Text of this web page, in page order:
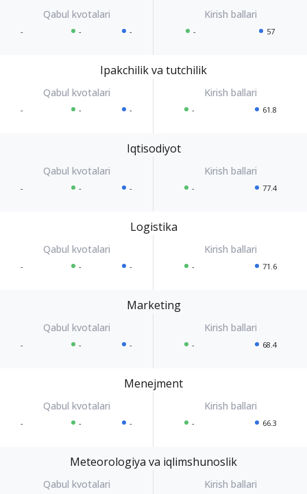
- - - - 57
Ipakchilik va tutchilik
- - - - 61.8
Iqtisodiyot
- - - - 77.4
Logistika
- - - - 71.6
Marketing
- - - - 68.4
Menejment
- - - - 66.3
Meteorologiya va iqlimshunoslik